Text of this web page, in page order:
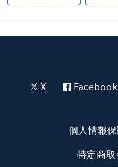
X Facebook
個人情報
特定商